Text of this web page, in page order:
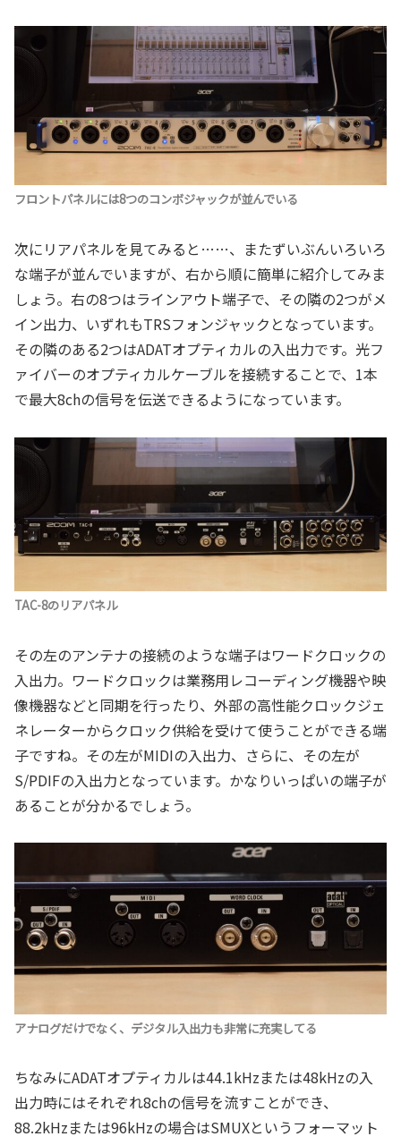
フロントパネルには8つのコンボジャックが並んでいる
次にリアパネルを見てみると……、またずいぶんいろいろ
な端子が並んでいますが、右から順に簡単に紹介してみま
しょう。右の8つはラインアウト端子で、その隣の2つがメ
イン出力、いずれもTRSフォンジャックとなっています。
その隣のある2つはADATオプティカルの入出力です。光フ
ァイバーのオプティカルケーブルを接続することで、1本
で最大8chの信号を伝送できるようになっています。
TAC-8のリアパネル
その左のアンテナの接続のような端子はワードクロックの
入出力。ワードクロックは業務用レコーディング機器や映
像機器などと同期を行ったり、外部の高性能クロックジェ
ネレーターからクロック供給を受けて使うことができる端
子ですね。その左がMIDIの入出力、さらに、その左が
S/PDIFの入出力となっています。かなりいっぱいの端子が
あることが分かるでしょう。
アナログだけでなく、デジタル入出力も非常に充実してる
ちなみにADATオプティカルは44.1kHzまたは48kHzの入
出力時にはそれぞれ8chの信号を流すことができ、
88.2kHzまたは96kHzの場合はSMUXというフォーマット